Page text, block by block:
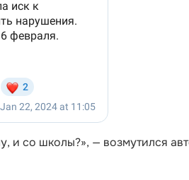
и со школы?», — возмутился